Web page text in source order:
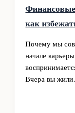
как
Почему мы
начале
Вчера вы